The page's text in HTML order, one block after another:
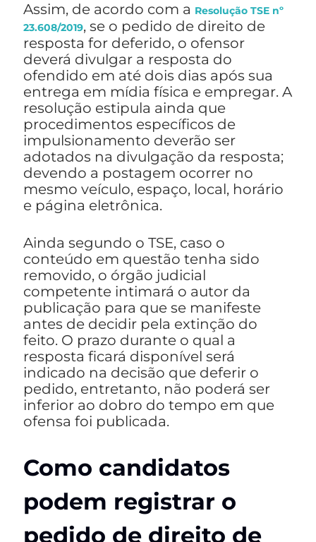
Assim, de acordo com a Resolução TSE nº
23.608/2019, se o pedido de direito de
resposta for deferido, o ofensor
deverá divulgar a resposta do
ofendido em até dois dias após sua
entrega em mídia física e empregar. A
resolução estipula ainda que
procedimentos específicos de
impulsionamento deverão ser
adotados na divulgação da resposta;
devendo a postagem ocorrer no
mesmo veículo, espaço, local, horário
e página eletrônica.
Ainda segundo o TSE, caso o
conteúdo em questão tenha sido
removido, o órgão judicial
competente intimará o autor da
publicação para que se manifeste
antes de decidir pela extinção do
feito. O prazo durante o qual a
resposta ficará disponível será
indicado na decisão que deferir o
pedido, entretanto, não poderá ser
inferior ao dobro do tempo em que
ofensa foi publicada.
Como candidatos
podem registrar o
pedido de direito de